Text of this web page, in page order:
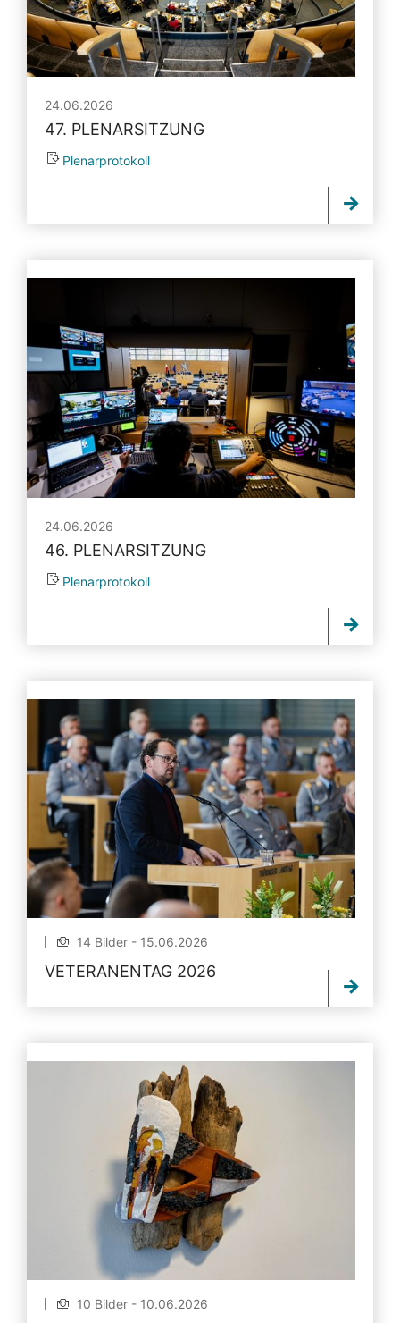
24.06.2026
47. PLENARSITZUNG
Plenarprotokoll
24.06.2026
46. PLENARSITZUNG
Plenarprotokoll
14 Bilder - 15.06.2026
VETERANENTAG 2026
10 Bilder - 10.06.2026